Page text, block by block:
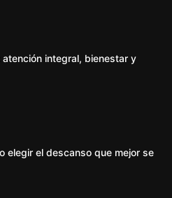
integral, bienestar y
elegir el descanso que mejor se